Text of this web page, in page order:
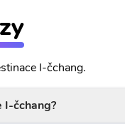
I-čchang.
I-čchang?